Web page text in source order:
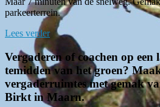
parkeerterrein.
Lees verder
Vergaderen of coachen op een
temidden van het groen?
vergaderruimtes met gemak
Birkt in Maarn.